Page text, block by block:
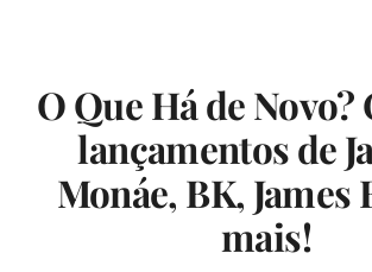
O Que Há de Novo?
lançamentos de
Monáe, BK, James
mais!